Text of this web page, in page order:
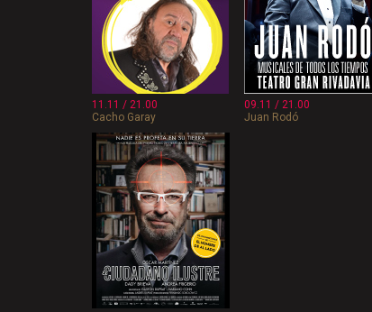
11.11 / 21.00
Cacho Garay
09.11 / 21.00
Juan Rodó